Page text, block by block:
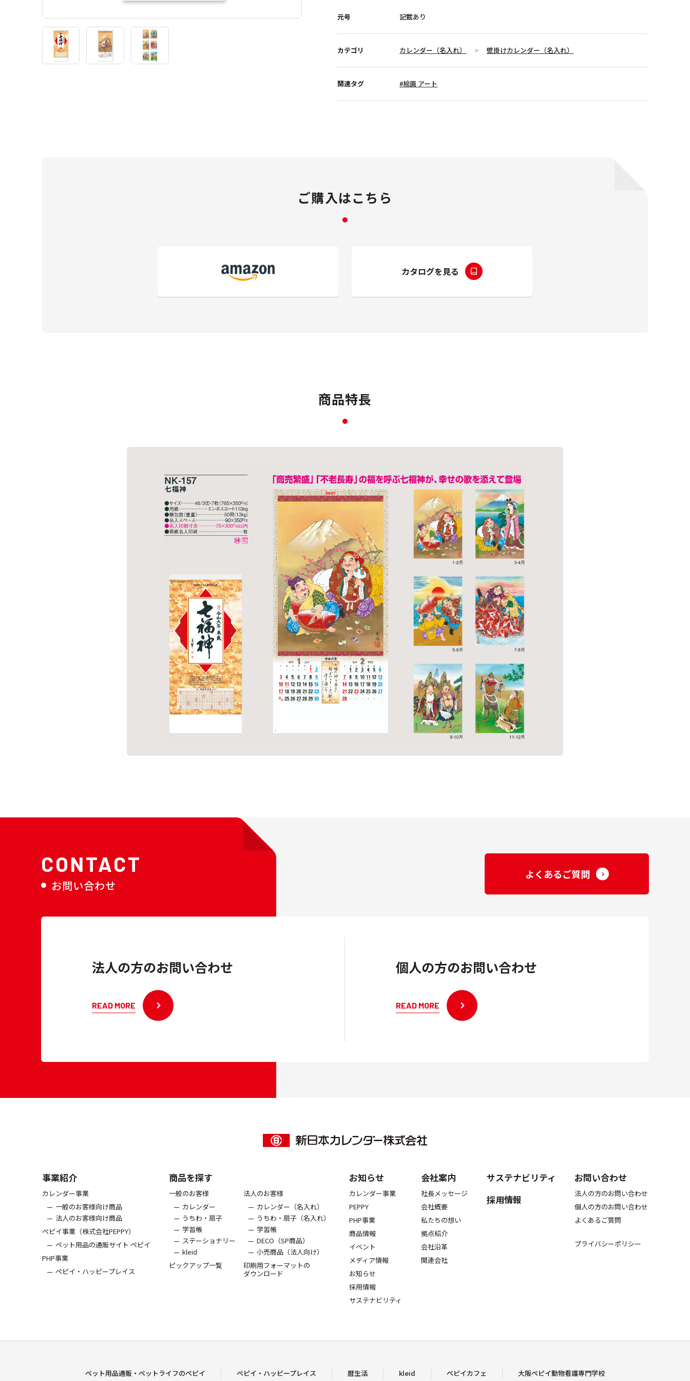
元号 記載あり
カテゴリ カレンダー（名入れ） 壁掛けカレンダー（名入れ）
関連タグ #絵画 アート
ご購入はこちら
カタログを見る
商品特長
CONTACT
お問い合わせ
法人の方のお問い合わせ
READ MORE
個人の方のお問い合わせ
READ MORE
よくあるご質問
事業紹介
カレンダー事業
一般のお客様向け商品
法人のお客様向け商品
ぺピイ事業（株式会社PEPPY）
ペット用品の通販サイト ペピイ
PHP事業
ペピイ・ハッピープレイス
商品を探す
一般のお客様
カレンダー
うちわ・扇子
学習帳
ステーショナリー
kleid
ピックアップ一覧
法人のお客様
カレンダー（名入れ）
うちわ・扇子（名入れ）
学習帳
DECO（SP商品）
小売商品（法人向け）
印刷用フォーマットの
ダウンロード
お知らせ
カレンダー事業
PEPPY
PHP事業
商品情報
イベント
メディア情報
お知らせ
採用情報
サステナビリティ
会社案内
社長メッセージ
会社概要
私たちの想い
拠点紹介
会社沿革
関連会社
サステナビリティ
採用情報
お問い合わせ
法人の方のお問い合わせ
個人の方のお問い合わせ
よくあるご質問
プライバシーポリシー
ペット用品通販・ペットライフのペピイ ペピイ・ハッピープレイス 暦生活 kleid ペピイカフェ 大阪ペピイ動物看護専門学校